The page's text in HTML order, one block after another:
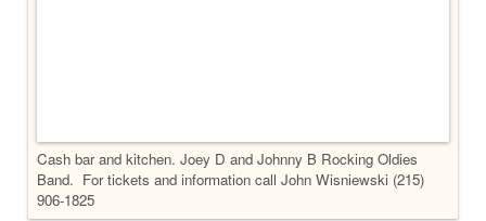
Cash bar and kitchen. Joey D and Johnny B Rocking Oldies
Band. For tickets and information call John Wisniewski (215)
906-1825